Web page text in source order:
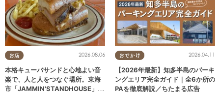
お店 2026.08.06
本格キューバサンドと心地よい音
楽で、人と人をつなぐ場所。東海
市「JAMMIN'STANDHOUSE」に
おでかけ 2026.04.11
【2026年最新】知多半島のパーキ
ングエリア完全ガイド｜全6か所の
PAを徹底解説／ちたまる広告